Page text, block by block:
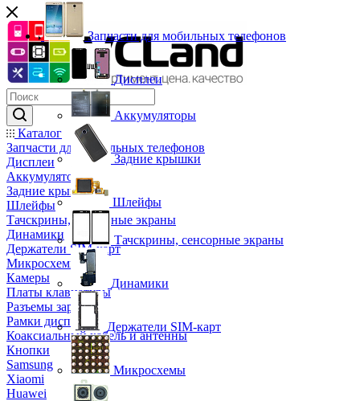
Каталог
Запчасти для мобильных телефонов
Дисплеи
Аккумуляторы
Задние крышки
Шлейфы
Тачскрины, сенсорные экраны
Динамики
Держатели SIM-карт
Микросхемы
Камеры
Платы клавиатуры
Разъемы зарядки
Рамки дисплея
Коаксиальный кабель и антенны
Кнопки
Samsung
Xiaomi
Huawei
Запчасти для мобильных телефонов
Дисплеи
Аккумуляторы
Задние крышки
Шлейфы
Тачскрины, сенсорные экраны
Динамики
Держатели SIM-карт
Микросхемы